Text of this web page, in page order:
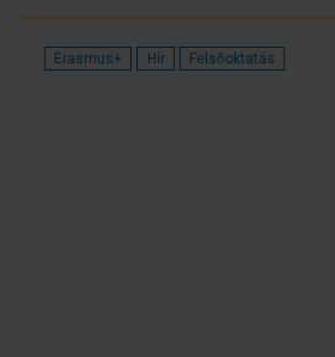
Erasmus+ Hír Felsőoktatás